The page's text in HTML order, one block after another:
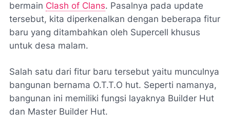
bermain Clash of Clans. Pasalnya pada update
tersebut, kita diperkenalkan dengan beberapa fitur
baru yang ditambahkan oleh Supercell khusus
untuk desa malam.
Salah satu dari fitur baru tersebut yaitu munculnya
bangunan bernama O.T.T.O hut. Seperti namanya,
bangunan ini memiliki fungsi layaknya Builder Hut
dan Master Builder Hut.